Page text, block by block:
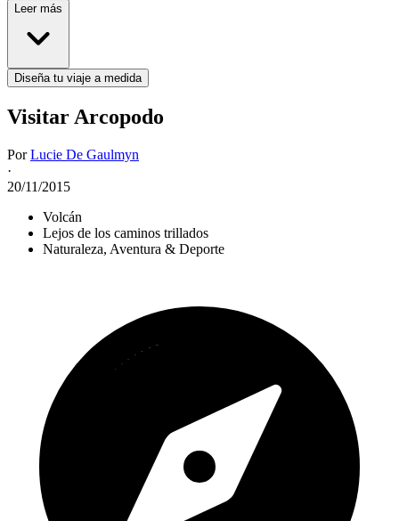
Leer más
Diseña tu viaje a medida
Visitar Arcopodo
PorLucie De Gaulmyn
·
20/11/2015
Volcán
Lejos de los caminos trillados
Naturaleza, Aventura & Deporte